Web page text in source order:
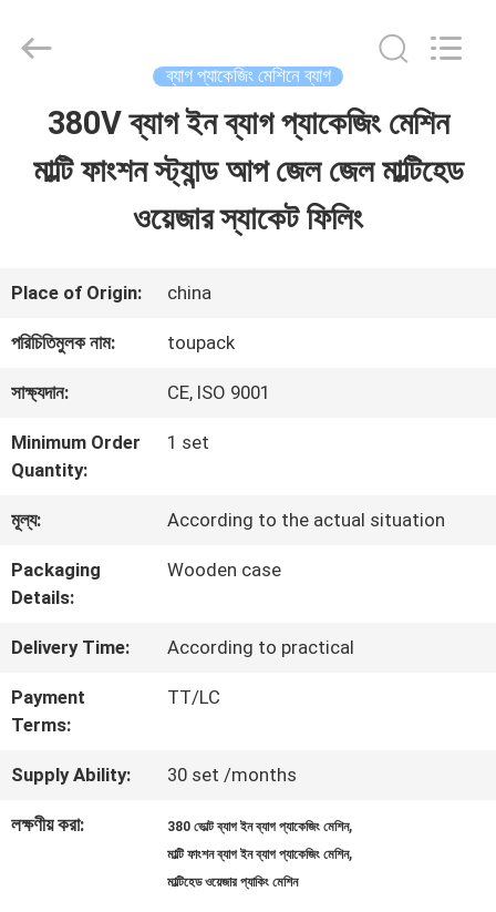
আমাদের
সম্পর্কে
ফ্যাক্টরি
ট্যুর
মান
নিয়ন্ত্রণ
আমাদের
সাথে
যোগাযোগ
করুন
EQUIPMENT
ব্যাগ প্যাকেজিং মেশিনে ব্যাগ
380V ব্যাগ ইন ব্যাগ প্যাকেজিং মেশিন
মাল্টি ফাংশন স্ট্যান্ড আপ জেল জেল মাল্টিহেড
ওয়েজার স্যাকেট ফিলিং
Place of Origin: china
পরিচিতিমুলক নাম: toupack
সাক্ষ্যদান: CE, ISO 9001
Minimum Order
Quantity:
1 set
মূল্য: According to the actual situation
Packaging
Details:
Wooden case
Delivery Time: According to practical
Payment
Terms:
TT/LC
Supply Ability: 30 set /months
লক্ষণীয় করা: 380 ভোল্ট ব্যাগ ইন ব্যাগ প্যাকেজিং মেশিন,
মাল্টি ফাংশন ব্যাগ ইন ব্যাগ প্যাকেজিং মেশিন,
মাল্টিহেড ওয়েজার প্যাকিং মেশিন